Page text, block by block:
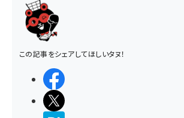
この記事をシェアしてほしいタヌ！